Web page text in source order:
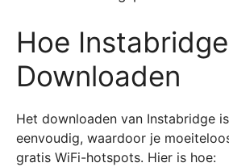
Hoe
Downloaden
Het downloaden van Instabridge
eenvoudig, waardoor je
gratis WiFi-hotspots. Hier is hoe: